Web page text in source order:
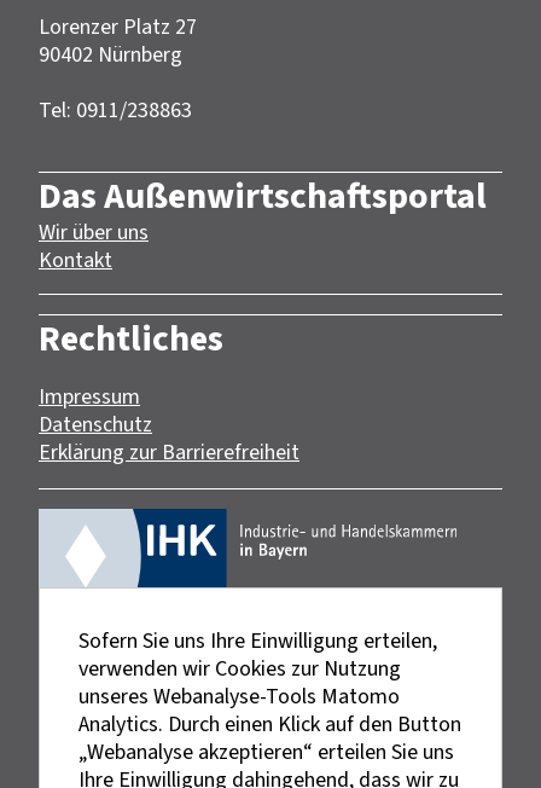
Lorenzer Platz 27
90402 Nürnberg‎‎
Tel: 0911/238863
Das Außenwirtschaftsportal
Wir über uns
Kontakt
Rechtliches
Impressum
Datenschutz
Erklärung zur Barrierefreiheit
Sofern Sie uns Ihre Einwilligung erteilen,
verwenden wir Cookies zur Nutzung
unseres Webanalyse-Tools Matomo
Analytics. Durch einen Klick auf den Button
„Webanalyse akzeptieren“ erteilen Sie uns
Ihre Einwilligung dahingehend, dass wir zu